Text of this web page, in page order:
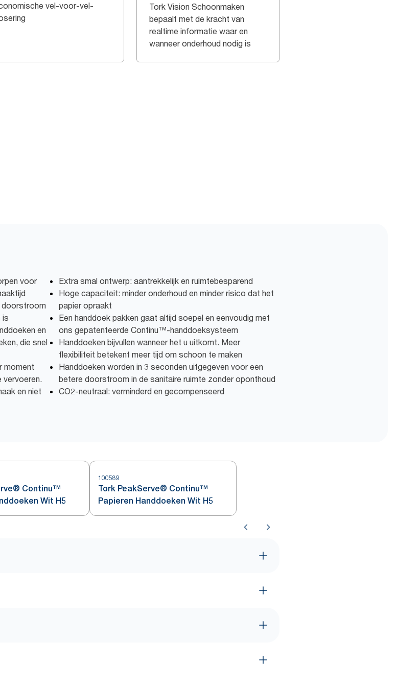
vel-voor-vel-
Tork Vision Schoonmaken
bepaalt met de kracht van
realtime informatie waar en
wanneer onderhoud nodig is
voor
doorstroom
is
en
die snel
moment
vervoeren.
en niet
Extra smal ontwerp: aantrekkelijk en ruimtebesparend
Hoge capaciteit: minder onderhoud en minder risico dat het
papier opraakt
Een handdoek pakken gaat altijd soepel en eenvoudig met
ons gepatenteerde Continu™-handdoeksysteem
Handdoeken bijvullen wanneer het u uitkomt. Meer
flexibiliteit betekent meer tijd om schoon te maken
Handdoeken worden in 3 seconden uitgegeven voor een
betere doorstroom in de sanitaire ruimte zonder oponthoud
CO2-neutraal: verminderd en gecompenseerd
Continu™
Wit H5
100589
Tork PeakServe® Continu™
Papieren Handdoeken Wit H5